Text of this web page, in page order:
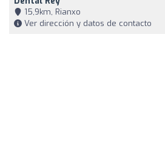
15,9km, Rianxo
Ver dirección y datos de contacto